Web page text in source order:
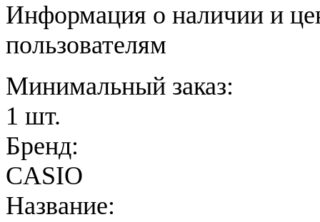
Информация о наличии и
пользователям
Минимальный заказ:
1 шт.
Бренд:
CASIO
Название: